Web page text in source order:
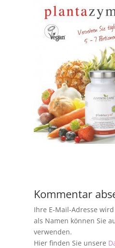
Kommentar
Ihre E-Mail-Adresse
als Namen können Sie
verwenden.
Hier finden Sie unsere